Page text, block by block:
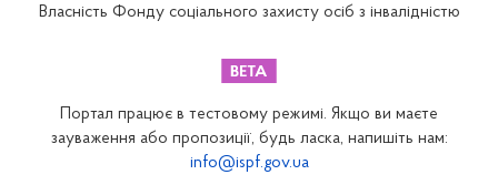
Закарпатське відділення
Запорізьке відділення
Власність Фонду соціального захисту осіб з інвалідністю
Портал працює в тестовому режимі. Якщо ви маєте
зауваження або пропозиції, будь ласка, напишіть нам:
info@ispf.gov.ua